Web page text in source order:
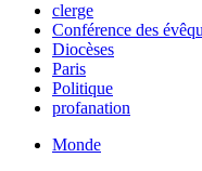
clerge
Conférence des
Diocèses
Paris
Politique
profanation
Monde